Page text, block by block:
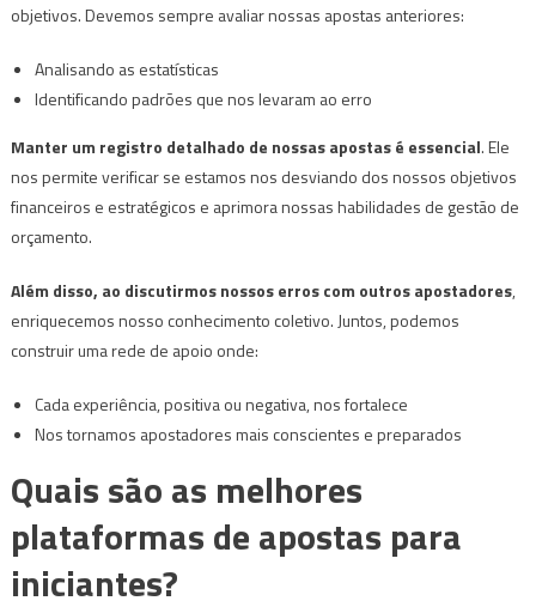
objetivos. Devemos sempre avaliar nossas apostas anteriores:
Analisando as estatísticas
Identificando padrões que nos levaram ao erro
Manter um registro detalhado de nossas apostas é essencial. Ele
nos permite verificar se estamos nos desviando dos nossos objetivos
financeiros e estratégicos e aprimora nossas habilidades de gestão de
orçamento.
Além disso, ao discutirmos nossos erros com outros apostadores,
enriquecemos nosso conhecimento coletivo. Juntos, podemos
construir uma rede de apoio onde:
Cada experiência, positiva ou negativa, nos fortalece
Nos tornamos apostadores mais conscientes e preparados
Quais são as melhores
plataformas de apostas para
iniciantes?